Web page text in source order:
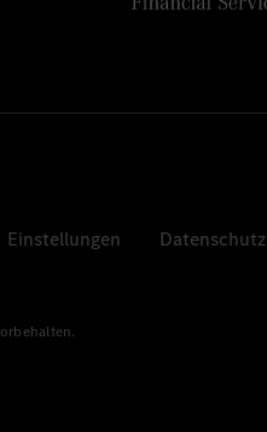
Einstellungen Datenschutz